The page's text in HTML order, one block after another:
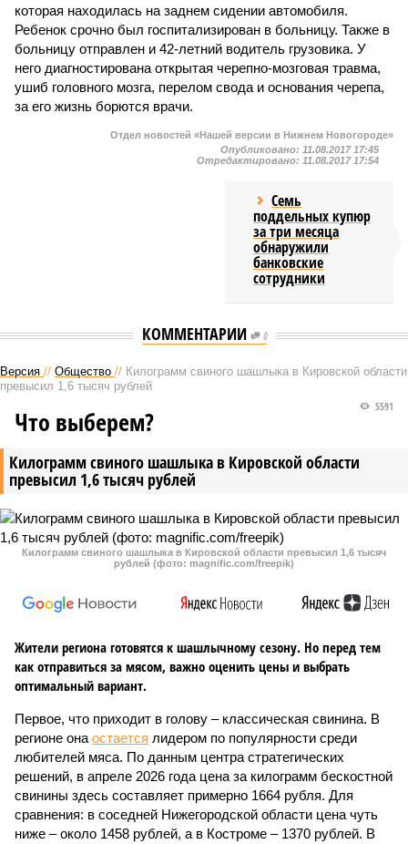
которая находилась на заднем сидении автомобиля.
Ребенок срочно был госпитализирован в больницу. Также в
больницу отправлен и 42-летний водитель грузовика. У
него диагностирована открытая черепно-мозговая травма,
ушиб головного мозга, перелом свода и основания черепа,
за его жизнь борются врачи.
Отдел новостей «Нашей версии в Нижнем Новогороде»
Опубликовано: 11.08.2017 17:45
Отредактировано: 11.08.2017 17:54
Семь
поддельных купюр
за три месяца
обнаружили
банковские
сотрудники
КОММЕНТАРИИ 0
Версия // Общество // Килограмм свиного шашлыка в Кировской области
превысил 1,6 тысяч рублей
Килограмм свиного шашлыка в Кировской области
превысил 1,6 тысяч рублей
5591
Что выберем?
Килограмм свиного шашлыка в Кировской области превысил 1,6 тысяч
рублей (фото: magnific.com/freepik)
Жители региона готовятся к шашлычному сезону. Но перед тем
как отправиться за мясом, важно оценить цены и выбрать
оптимальный вариант.
Первое, что приходит в голову – классическая свинина. В
регионе она остается лидером по популярности среди
любителей мяса. По данным центра стратегических
решений, в апреле 2026 года цена за килограмм бескостной
свинины здесь составляет примерно 1664 рубля. Для
сравнения: в соседней Нижегородской области цена чуть
ниже – около 1458 рублей, а в Костроме – 1370 рублей. В